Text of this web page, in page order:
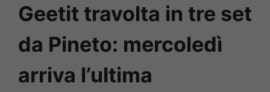
Geetit travolta in tre set
da Pineto: mercoledì
arriva l’ultima